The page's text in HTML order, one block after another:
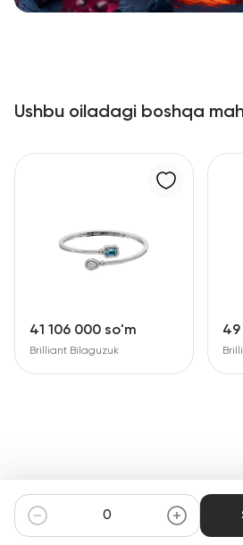
Ushbu oiladagi boshqa
41 106 000 so'm
Brilliant Bilaguzuk
49